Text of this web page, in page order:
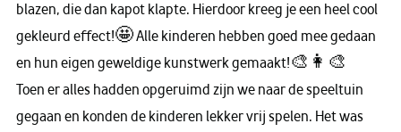
blazen, die dan kapot klapte. Hierdoor kreeg je een heel cool
gekleurd effect!🤩 Alle kinderen hebben goed mee gedaan
en hun eigen geweldige kunstwerk gemaakt!🎨👩‍🎨
Toen er alles hadden opgeruimd zijn we naar de speeltuin
gegaan en konden de kinderen lekker vrij spelen. Het was